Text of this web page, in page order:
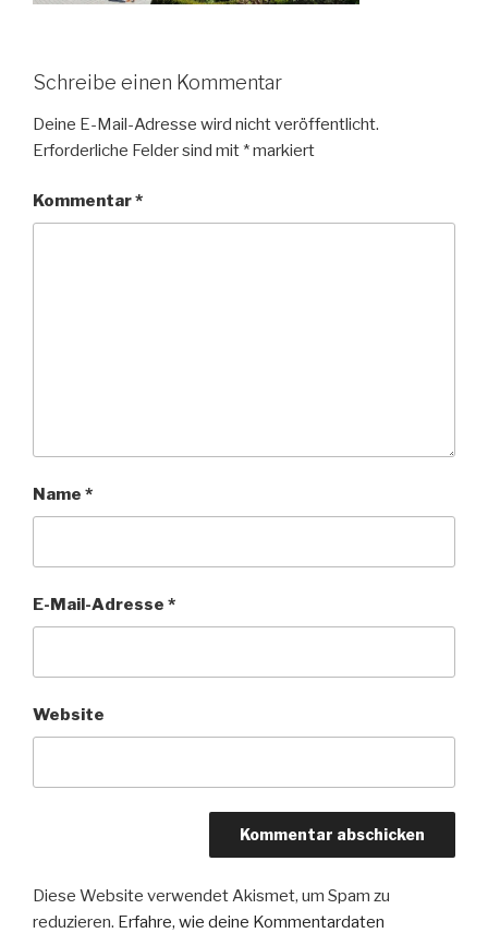
Schreibe einen Kommentar
Deine E-Mail-Adresse wird nicht veröffentlicht.
Erforderliche Felder sind mit *markiert
Kommentar*
Name *
E-Mail-Adresse *
Website
Diese Website verwendet Akismet, um Spam zu
reduzieren. Erfahre, wie deine Kommentardaten